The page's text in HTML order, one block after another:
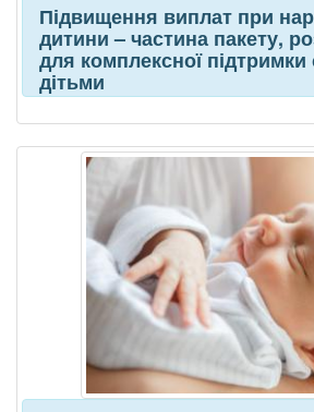
Підвищення виплат при
дитини – частина пакету,
для комплексної підтримки
дітьми